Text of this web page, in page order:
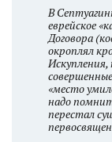
В
еврейское
Договора
окроплял
Искупления,
«место
надо
перестал